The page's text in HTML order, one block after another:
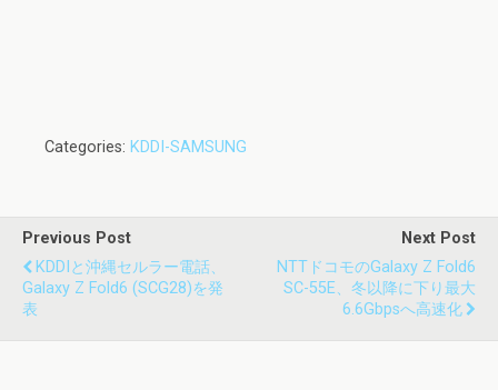
Categories: KDDI-SAMSUNG
Previous Post
KDDIと沖縄セルラー電話、
Galaxy Z Fold6 (SCG28)を発
表
Next Post
NTTドコモのGalaxy Z Fold6
SC-55E、冬以降に下り最大
6.6Gbpsへ高速化